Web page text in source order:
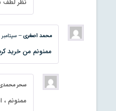
نظر لطف
محمد اصغری– سپتامبر 23, 2020
ممنونم من خرید
سحر
ممنونم ،